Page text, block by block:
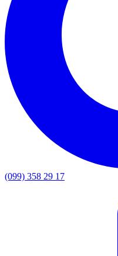
(099) 358 29 17